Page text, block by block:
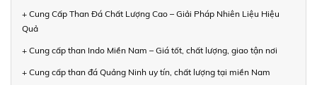
+ Cung Cấp Than Đá Chất Lượng Cao – Giải Pháp Nhiên Liệu Hiệu
Quả
+ Cung cấp than Indo Miền Nam – Giá tốt, chất lượng, giao tận nơi
+ Cung cấp than đá Quảng Ninh uy tín, chất lượng tại miền Nam